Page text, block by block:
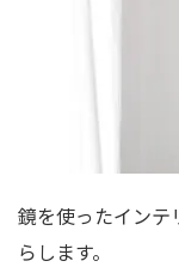
鏡を使ったインテ
らします。